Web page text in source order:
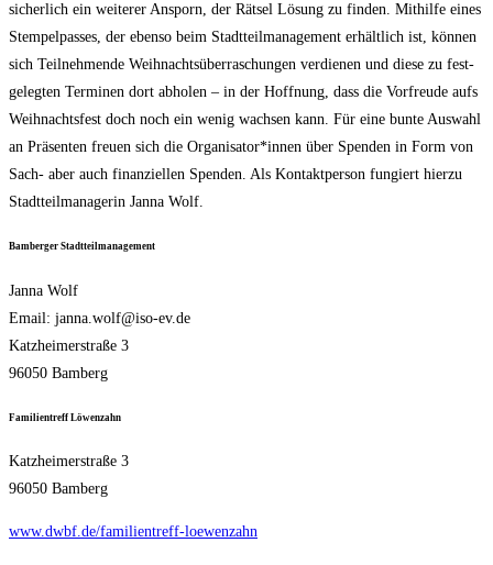
sicher­lich ein wei­te­rer Ansporn, der Rät­sel Lösung zu fin­den. Mit­hil­fe eines
Stem­pel­pas­ses, der eben­so beim Stadt­teil­ma­nage­ment erhält­lich ist, kön­nen
sich Teil­neh­men­de Weih­nachts­über­ra­schun­gen ver­die­nen und die­se zu fest­
ge­leg­ten Ter­mi­nen dort abho­len – in der Hoff­nung, dass die Vor­freu­de aufs
Weih­nachts­fest doch noch ein wenig wach­sen kann. Für eine bun­te Aus­wahl
an Prä­sen­ten freu­en sich die Organisator*innen über Spen­den in Form von
Sach- aber auch finan­zi­el­len Spen­den. Als Kon­takt­per­son fun­giert hier­zu
Stadt­teil­ma­na­ge­rin Jan­na Wolf.
Bam­ber­ger Stadtteilmanagement
Jan­na Wolf
Email: janna.wolf@iso-ev.de
Katz­hei­mer­stra­ße 3
96050 Bam­berg
Fami­li­en­treff Löwenzahn
Katz­hei­mer­stra­ße 3
96050 Bam­berg
www.dwbf.de/familientreff-loewenzahn